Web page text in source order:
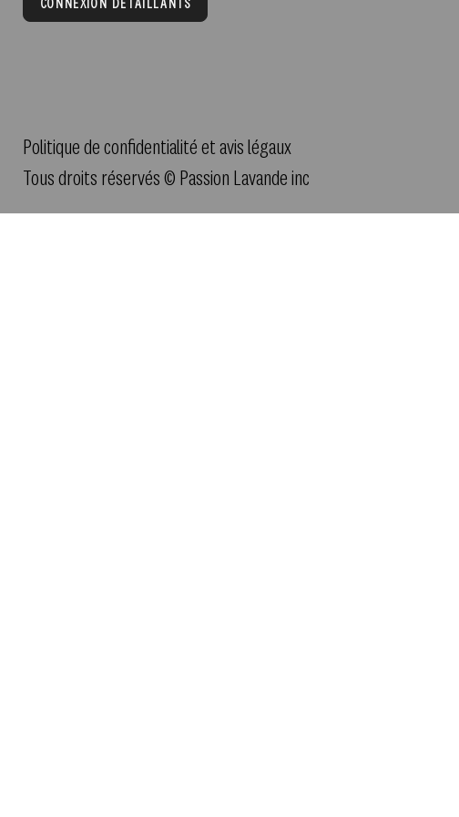
CONNEXION DÉTAILLANTS
Politique de confidentialité et avis légaux
Tous droits réservés © Passion Lavande inc